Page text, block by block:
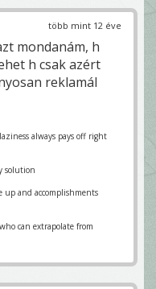
több mint 12 éve
mondanám, h
h csak azért
reklamál
always pays off right
solution
and accomplishments
can extrapolate from